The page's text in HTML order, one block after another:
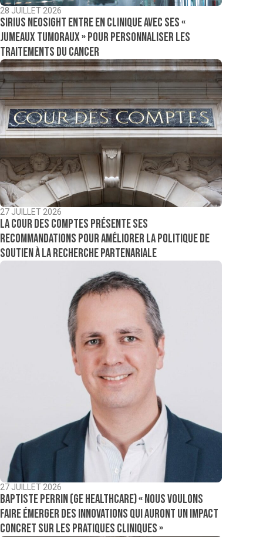
28 JUILLET 2026
Sirius NeoSight entre en clinique avec ses «
jumeaux tumoraux » pour personnaliser les
traitements du cancer
27 JUILLET 2026
La Cour des comptes présente ses
recommandations pour améliorer la politique de
soutien à la recherche partenariale
27 JUILLET 2026
Baptiste Perrin (GE Healthcare) « Nous voulons
faire émerger des innovations qui auront un impact
concret sur les pratiques cliniques »